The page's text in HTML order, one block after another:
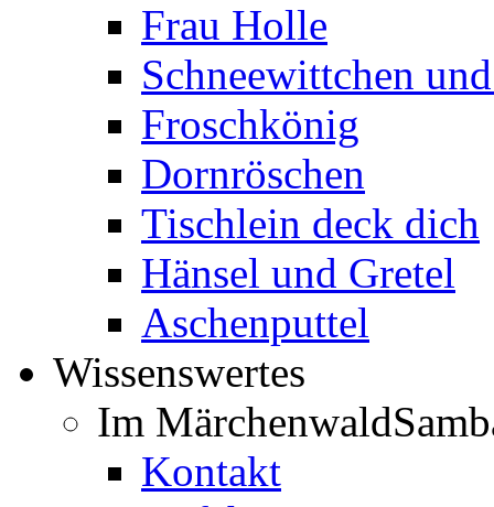
Frau Holle
Schneewittchen
Froschkönig
Dornröschen
Tischlein deck dich
Hänsel und Gretel
Aschenputtel
Wissenswertes
Im Märchenwald
Kontakt